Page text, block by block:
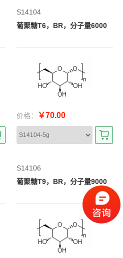
S14104
葡聚糖T6，BR，分子量6000
价格： ￥70.00
S14106
葡聚糖T9，BR，分子量9000